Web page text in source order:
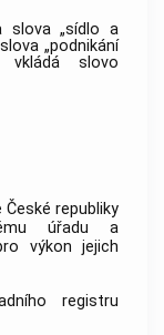
„sídlo a
„podnikání
vkládá slovo
republiky
úřadu a
výkon jejich
registru